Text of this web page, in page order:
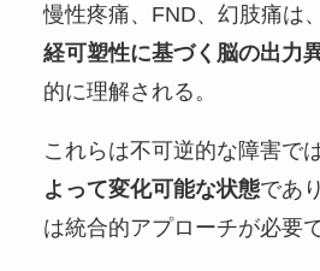
慢性疼痛、FND、幻肢痛は、
経可塑性に基づく脳の出力異
的に理解される。
これらは不可逆的な障害で
よって変化可能な状態であ
は統合的アプローチが必要